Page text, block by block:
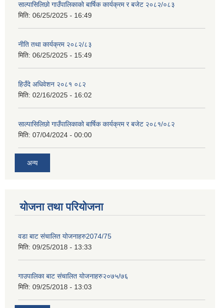
साल्पासिलिछो गाउँपालिकाको बार्षिक कार्यक्रम र बजेट २०८२/०८३
मिति: 06/25/2025 - 16:49
नीति तथा कार्यक्रम २०८२/८३
मिति: 06/25/2025 - 15:49
हिउँदे अधिवेशन २०८१ ०८२
मिति: 02/16/2025 - 16:02
साल्पासिलिछो गाउँपालिकाको बार्षिक कार्यक्रम र बजेट २०८१/०८२
मिति: 07/04/2024 - 00:00
अन्य
योजना तथा परियोजना
वडा बाट संचालित योजनाहरु2074/75
मिति: 09/25/2018 - 13:33
गाउपालिका बाट संचालित योजनाहरु२०७५/७६
मिति: 09/25/2018 - 13:03